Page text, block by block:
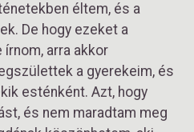
éltem, és a
De hogy ezeket a
arra akkor
a gyerekeim, és
esténként. Azt, hogy
és nem maradtam meg